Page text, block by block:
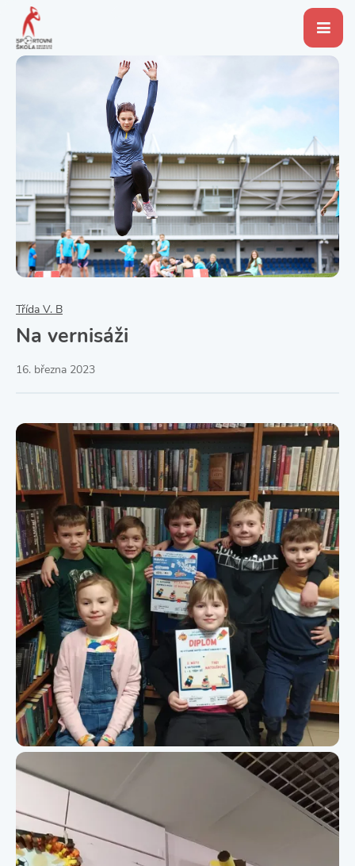
Třída V. B
Na vernisáži
16. března 2023